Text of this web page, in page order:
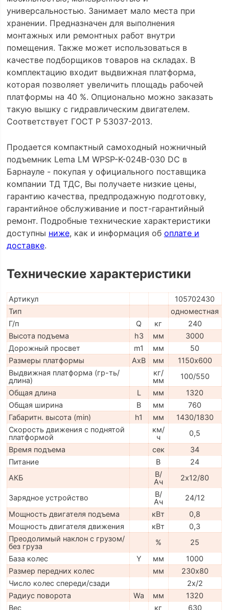
универсальностью. Занимает мало места при
хранении. Предназначен для выполнения
монтажных или ремонтных работ внутри
помещения. Также может использоваться в
качестве подборщиков товаров на складах. В
комплектацию входит выдвижная платформа,
которая позволяет увеличить площадь рабочей
платформы на 40 %. Опционально можно заказать
такую вышку с гидравлическим двигателем.
Соответствует ГОСТ Р 53037-2013.
Продается компактный самоходный ножничный
подъемник Lema LM WPSP-K-024B-030 DC в
Барнауле - покупая у официального поставщика
компании ТД ТДС, Вы получаете низкие цены,
гарантию качества, предпродажную подготовку,
гарантийное обслуживание и пост-гарантийный
ремонт. Подробные технические характеристики
доступны ниже, как и информация об оплате и
доставке.
Технические характеристики
Артикул
105702430
Тип
одноместная
Г/п
Q кг
240
Высота подъема
h3 мм
3000
Дорожный просвет
m1 мм
50
Размеры платформы
AxB мм
1150х600
Выдвижная платформа (гр-ть/
длина)
кг/
мм
100/550
Общая длина
L мм
1320
Общая ширина
B мм
760
Габаритн. высота (min)
h1 мм
1430/1830
Скорость движения с поднятой
платформой
км/
ч
0,5
Время подъема
сек
34
Питание
В
24
АКБ
В/
Ач
2х12/80
Зарядное устройство
В/
Ач
24/12
Мощность двигателя подъема
кВт
0,8
Мощность двигателя движения
кВт
0,3
Преодолимый наклон с грузом/
без груза
%
25
База колес
Y мм
1000
Размер передних колес
мм
230х80
Число колес спереди/сзади
2x/2
Радиус поворота
Wa мм
1320
Вес
кг 630